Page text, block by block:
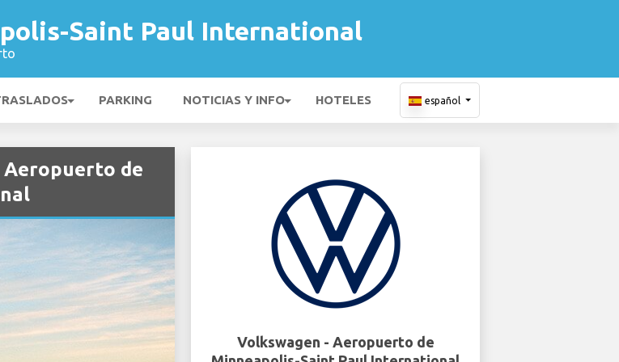
Saint Paul International
PARKING NOTICIAS Y INFO HOTELES español
Aeropuerto de
Volkswagen - Aeropuerto de